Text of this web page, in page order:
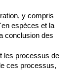
y compris
espèces et la
conclusion des
les processus de
ces processus,